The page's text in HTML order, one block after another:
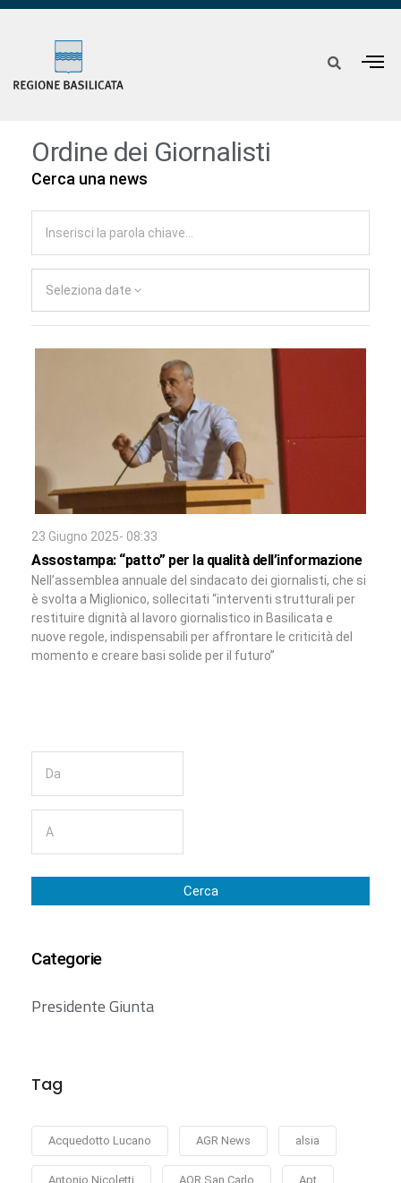
Ordine dei Giornalisti
Cerca una news
Seleziona date
23 Giugno 2025- 08:33
Assostampa: “patto” per la qualità dell’informazione
Nell’assemblea annuale del sindacato dei giornalisti, che si
è svolta a Miglionico, sollecitati “interventi strutturali per
restituire dignità al lavoro giornalistico in Basilicata e
nuove regole, indispensabili per affrontare le criticità del
momento e creare basi solide per il futuro”
Cerca
Categorie
Presidente Giunta
Tag
Acquedotto Lucano AGR News alsia
Antonio Nicoletti AOR San Carlo Apt